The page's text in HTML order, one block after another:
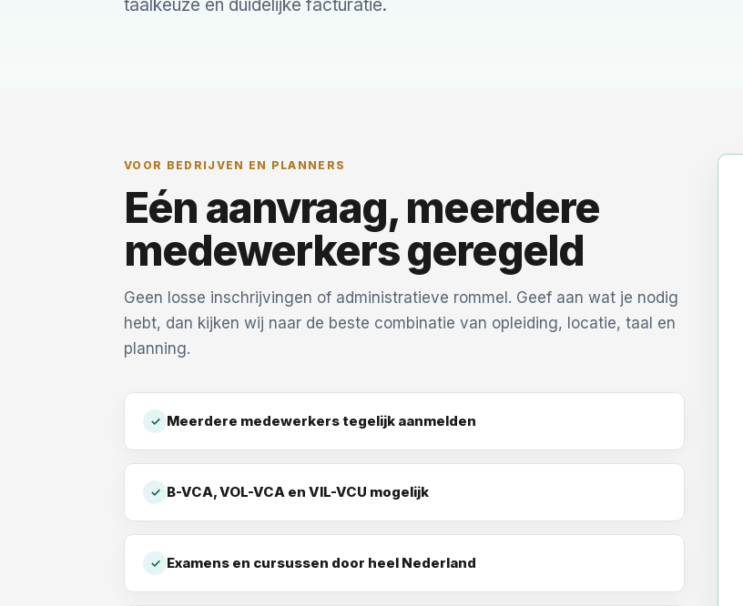
taalkeuze en duidelijke facturatie.
VOOR BEDRIJVEN EN PLANNERS
Eén aanvraag, meerdere
medewerkers geregeld
Geen losse inschrijvingen of administratieve rommel. Geef aan wat je nodig
hebt, dan kijken wij naar de beste combinatie van opleiding, locatie, taal en
planning.
✓ Meerdere medewerkers tegelijk aanmelden
✓ B-VCA, VOL-VCA en VIL-VCU mogelijk
✓ Examens en cursussen door heel Nederland